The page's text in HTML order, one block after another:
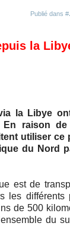
Publié dans
la
la Libye
En raison
utiliser ce
du Nord
est de
les différents
de 500
du